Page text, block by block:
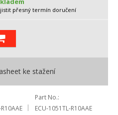
přesný termín doručení
ke stažení
Part No.
ECU-1051TL-R10AAE